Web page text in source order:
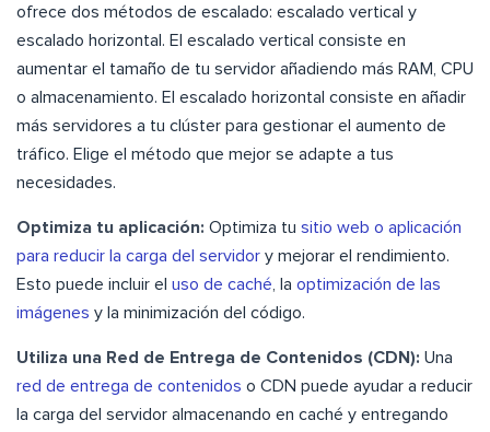
ofrece dos métodos de escalado: escalado vertical y
escalado horizontal. El escalado vertical consiste en
aumentar el tamaño de tu servidor añadiendo más RAM, CPU
o almacenamiento. El escalado horizontal consiste en añadir
más servidores a tu clúster para gestionar el aumento de
tráfico. Elige el método que mejor se adapte a tus
necesidades.
Optimiza tu aplicación: Optimiza tu sitio web o aplicación
para reducir la carga del servidor y mejorar el rendimiento.
Esto puede incluir el uso de caché , la optimización de las
imágenes y la minimización del código.
Utiliza una Red de Entrega de Contenidos (CDN): Una
red de entrega de contenidos o CDN puede ayudar a reducir
la carga del servidor almacenando en caché y entregando